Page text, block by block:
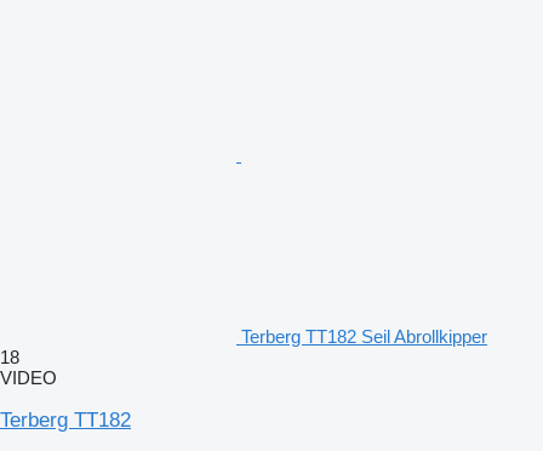
Terberg TT182 Seil Abrollkipper
18
VIDEO
Terberg TT182